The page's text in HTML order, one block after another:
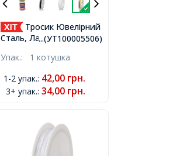
...(УТ100005506)
Тросик Ювелірний
Сталь, Ланка,
близько 10м/котушка,
Упак.: 1 котушка
1-2 упак.: 42,00 грн.
3+ упак.: 34,00 грн.